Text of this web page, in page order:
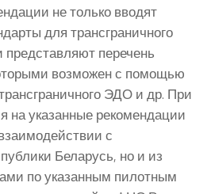
не только вводят
для трансграничного
перечень
возможен с помощью
ЭДО и др. При
на указанные рекомендации
с
Беларусь, но и из
по указанным пилотным